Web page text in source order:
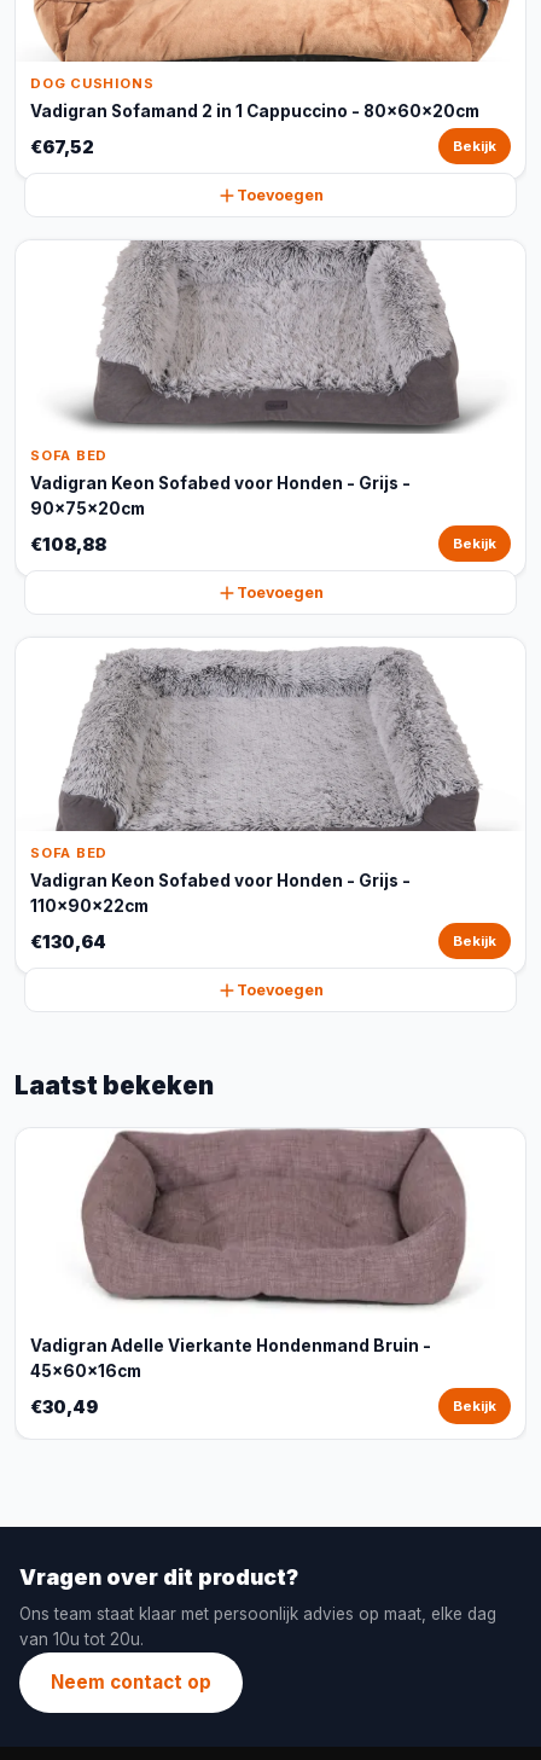
DOG CUSHIONS
Vadigran Sofamand 2 in 1 Cappuccino - 80x60x20cm
€67,52 Bekijk
Toevoegen
SOFA BED
Vadigran Keon Sofabed voor Honden - Grijs -
90x75x20cm
€108,88 Bekijk
Toevoegen
SOFA BED
Vadigran Keon Sofabed voor Honden - Grijs -
110x90x22cm
€130,64 Bekijk
Toevoegen
Laatst bekeken
Vadigran Adelle Vierkante Hondenmand Bruin -
45x60x16cm
€30,49 Bekijk
Vragen over dit product?
Ons team staat klaar met persoonlijk advies op maat, elke dag
van 10u tot 20u.
Neem contact op